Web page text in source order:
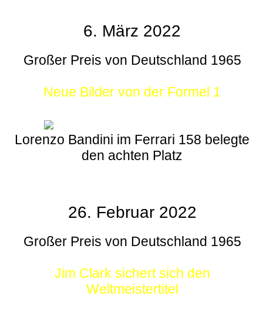
6. März 2022
Großer Preis von Deutschland 1965
Neue Bilder von der Formel 1
Lorenzo Bandini im Ferrari 158 belegte
den achten Platz
26. Februar 2022
Großer Preis von Deutschland 1965
Jim Clark sichert sich den
Weltmeistertitel